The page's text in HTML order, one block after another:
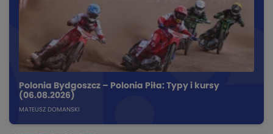
Polonia Bydgoszcz – Polonia Piła: Typy i kursy
(06.08.2026)
MATEUSZ DOMANSKI